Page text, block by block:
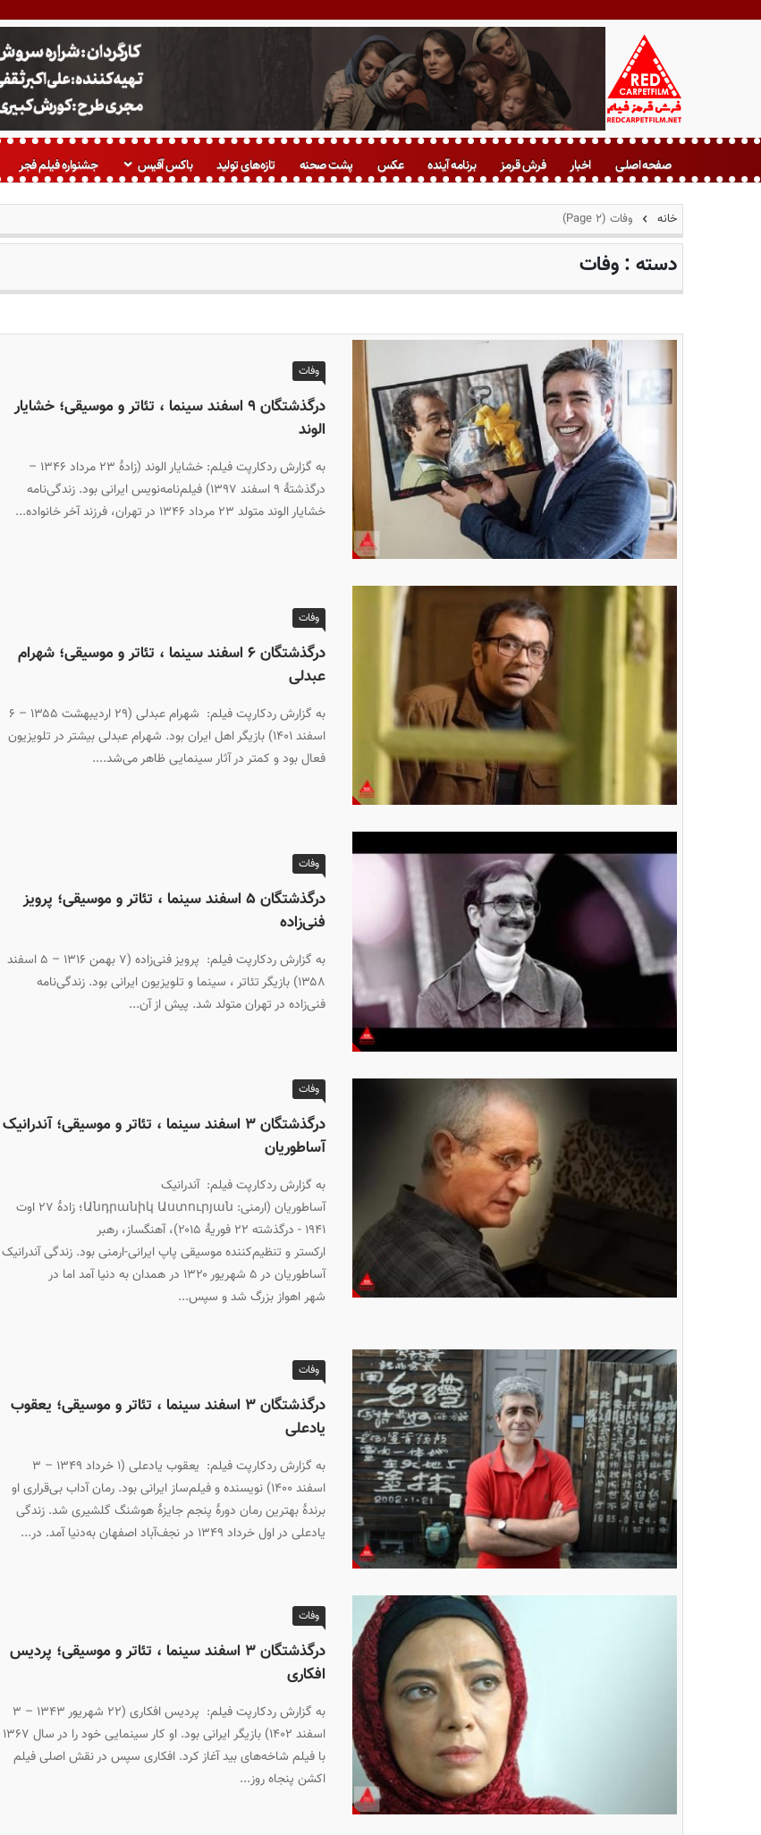
ف
ش
م
صفحه اصلی اخبار فرش قرمز برنامه آینده عکس پشت صحنه تازه‌های تولید باکس آفیس جشنواره فیلم فجر
خانه وفات (Page 2)
دسته : وفات
وفات
درگذشتگان ۹ اسفند سینما ، تئاتر و موسیقی؛ خشایار
الوند
به گزارش ردکارپت فیلم: خشایار الوند (زادهٔ ۲۳ مرداد ۱۳۴۶ –
درگذشتهٔ ۹ اسفند ۱۳۹۷) فیلم‌نامه‌نویس ایرانی بود. زندگی‌نامه
خشایار الوند متولد ۲۳ مرداد ۱۳۴۶ در تهران، فرزند آخر خانواده...
وفات
درگذشتگان ۶ اسفند سینما ، تئاتر و موسیقی؛ شهرام
عبدلی
به گزارش ردکارپت فیلم: شهرام عبدلی (۲۹ اردیبهشت ۱۳۵۵ – ۶
اسفند ۱۴۰۱) بازیگر اهل ایران بود. شهرام عبدلی بیشتر در تلویزیون
فعال بود و کمتر در آثار سینمایی ظاهر می‌شد....
وفات
درگذشتگان ۵ اسفند سینما ، تئاتر و موسیقی؛ پرویز
فنی‌زاده
به گزارش ردکارپت فیلم: پرویز فنی‌زاده (۷ بهمن ۱۳۱۶ – ۵ اسفند
۱۳۵۸) بازیگر تئاتر ، سینما و تلویزیون ایرانی بود. زندگی‌نامه
فنی‌زاده در تهران متولد شد. پیش از آن...
وفات
درگذشتگان ۳ اسفند سینما ، تئاتر و موسیقی؛ آندرانیک
آساطوریان
به گزارش ردکارپت فیلم: آندرانیک
آساطوریان (ارمنی: Անդրանիկ Աստուրյան؛ زادهٔ ۲۷ اوت
۱۹۴۱ - درگذشته ۲۲ فوریهٔ ۲۰۱۵)، آهنگساز، رهبر
ارکستر و تنظیم‌کننده موسیقی پاپ ایرانی-ارمنی بود. زندگی آندرانیک
آساطوریان در ۵ شهریور ۱۳۲۰ در همدان به دنیا آمد اما در
شهر اهواز بزرگ شد و سپس...
وفات
درگذشتگان ۳ اسفند سینما ، تئاتر و موسیقی؛ یعقوب
یادعلی
به گزارش ردکارپت فیلم: یعقوب یادعلی (۱ خرداد ۱۳۴۹ – ۳
اسفند ۱۴۰۰) نویسنده و فیلم‌ساز ایرانی بود. رمان آداب بی‌قراری او
برندهٔ بهترین رمان دورهٔ پنجم جایزهٔ هوشنگ گلشیری شد. زندگی
یادعلی در اول خرداد ۱۳۴۹ در نجف‌آباد اصفهان به‌دنیا آمد. در...
وفات
درگذشتگان ۳ اسفند سینما ، تئاتر و موسیقی؛ پردیس
افکاری
به گزارش ردکارپت فیلم: پردیس افکاری (۲۲ شهریور ۱۳۴۳ – ۳
اسفند ۱۴۰۲) بازیگر ایرانی بود. او کار سینمایی خود را در سال ۱۳۶۷
با فیلم شاخه‌های بید آغاز کرد. افکاری سپس در نقش اصلی فیلم
اکشن پنجاه روز...